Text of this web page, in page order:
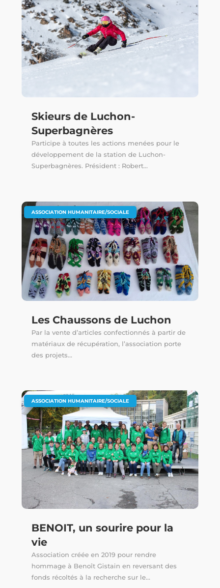
Skieurs de Luchon-
Superbagnères
Participe à toutes les actions menées pour le
développement de la station de Luchon-
Superbagnères. Président : Robert...
Les Chaussons de Luchon
ASSOCIATION HUMANITAIRE/SOCIALE
Par la vente d’articles confectionnés à partir de
matériaux de récupération, l’association porte
des projets...
BENOIT, un sourire pour la
vie
ASSOCIATION HUMANITAIRE/SOCIALE
Association créée en 2019 pour rendre
hommage à Benoît Gistain en reversant des
fonds récoltés à la recherche sur le...